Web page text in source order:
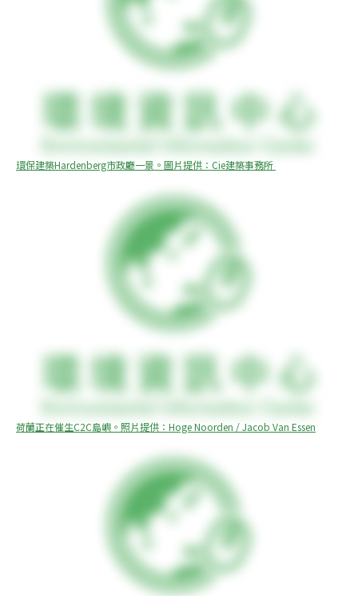
環保建築Hardenberg市政廳一景。圖片提供：Cie建築事務所
荷蘭正在催生C2C島嶼。照片提供：Hoge Noorden / Jacob Van Essen